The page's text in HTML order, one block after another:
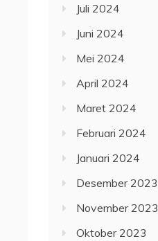
Juli 2024
Juni 2024
Mei 2024
April 2024
Maret 2024
Februari 2024
Januari 2024
Desember 2023
November 2023
Oktober 2023